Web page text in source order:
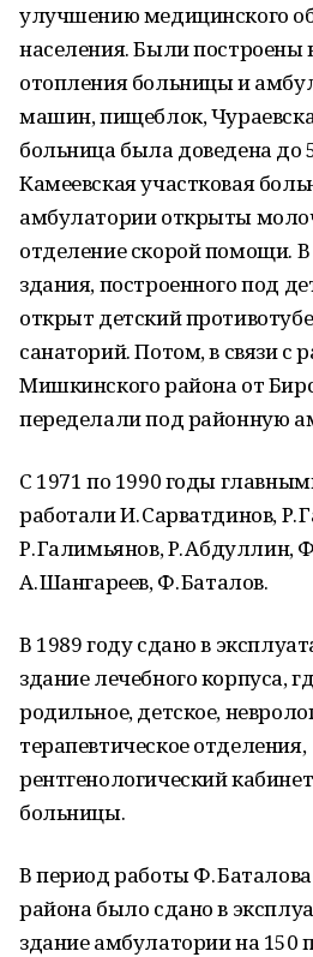
улучшению медицинского
населения. Были построены
отопления больницы и
машин, пищеблок,
больница была доведена до
Камеевская участковая
амбулатории открыты
отделение скорой помощи. В
здания, построенного под
открыт детский
санаторий. Потом, в связи с
Мишкинского района от
переделали под районную
С 1971 по 1990 годы
работали И. Сарватдинов, Р.
Р. Галимьянов, Р. Абдуллин,
А. Шангареев, Ф. Баталов.
В 1989 году сдано в
здание лечебного корпуса,
родильное, детское,
терапевтическое отделения,
рентгенологический
больницы.
В период работы Ф.
района было сдано в
здание амбулатории на 150